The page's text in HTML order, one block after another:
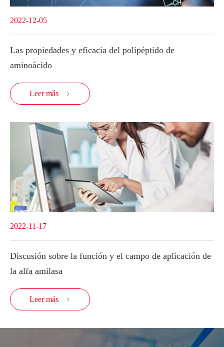
2022-12-05
Las propiedades y eficacia del polipéptido de
aminoácido
Leer más 
2022-11-17
Discusión sobre la función y el campo de aplicación de
la alfa amilasa
Leer más 